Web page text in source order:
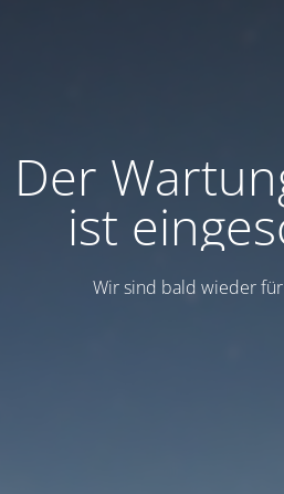
Der
ist
Wir sind bald wieder